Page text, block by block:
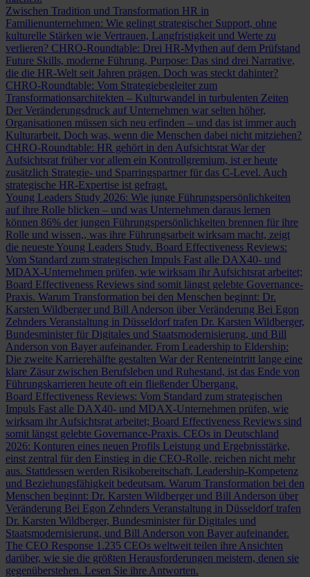
Zwischen Tradition und Transformation HR in
Familienunternehmen: Wie gelingt strategischer Support, ohne
kulturelle Stärken wie Vertrauen, Langfristigkeit und Werte zu
verlieren? CHRO-Roundtable: Drei HR-Mythen auf dem Prüfstand
Future Skills, moderne Führung, Purpose: Das sind drei Narrative,
die die HR-Welt seit Jahren prägen. Doch was steckt dahinter?
CHRO-Roundtable: Vom Strategiebegleiter zum
Transformationsarchitekten – Kulturwandel in turbulenten Zeiten
Der Veränderungsdruck auf Unternehmen war selten höher,
Organisationen müssen sich neu erfinden – und das ist immer auch
Kulturarbeit. Doch was, wenn die Menschen dabei nicht mitziehen?
CHRO-Roundtable: HR gehört in den Aufsichtsrat War der
Aufsichtsrat früher vor allem ein Kontrollgremium, ist er heute
zusätzlich Strategie- und Sparringspartner für das C-Level. Auch
strategische HR-Expertise ist gefragt.
Young Leaders Study 2026: Wie junge Führungspersönlichkeiten
auf ihre Rolle blicken – und was Unternehmen daraus lernen
können 86% der jungen Führungspersönlichkeiten brennen für ihre
Rolle und wissen,, was ihre Führungsarbeit wirksam macht, zeigt
die neueste Young Leaders Study. Board Effectiveness Reviews:
Vom Standard zum strategischen Impuls Fast alle DAX40- und
MDAX-Unternehmen prüfen, wie wirksam ihr Aufsichtsrat arbeitet;
Board Effectiveness Reviews sind somit längst gelebte Governance-
Praxis. Warum Transformation bei den Menschen beginnt: Dr.
Karsten Wildberger und Bill Anderson über Veränderung Bei Egon
Zehnders Veranstaltung in Düsseldorf trafen Dr. Karsten Wildberger,
Bundesminister für Digitales und Staatsmodernisierung, und Bill
Anderson von Bayer aufeinander. From Leadership to Eldership:
Die zweite Karrierehälfte gestalten War der Renteneintritt lange eine
klare Zäsur zwischen Berufsleben und Ruhestand, ist das Ende von
Führungskarrieren heute oft ein fließender Übergang.
Board Effectiveness Reviews: Vom Standard zum strategischen
Impuls Fast alle DAX40- und MDAX-Unternehmen prüfen, wie
wirksam ihr Aufsichtsrat arbeitet; Board Effectiveness Reviews sind
somit längst gelebte Governance-Praxis. CEOs in Deutschland
2026: Konturen eines neuen Profils Leistung und Ergebnisstärke,
einst zentral für den Einstieg in die CEO-Rolle, reichen nicht mehr
aus. Stattdessen werden Risikobereitschaft, Leadership-Kompetenz
und Beziehungsfähigkeit bedeutsam. Warum Transformation bei den
Menschen beginnt: Dr. Karsten Wildberger und Bill Anderson über
Veränderung Bei Egon Zehnders Veranstaltung in Düsseldorf trafen
Dr. Karsten Wildberger, Bundesminister für Digitales und
Staatsmodernisierung, und Bill Anderson von Bayer aufeinander.
The CEO Response 1.235 CEOs weltweit teilen ihre Ansichten
darüber, wie sie die größten Herausforderungen meistern, denen sie
gegenüberstehen. Lesen Sie ihre Antworten.